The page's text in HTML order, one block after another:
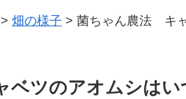
> 畑の様子 > 菌ちゃん農法 キ
ツのアオムシはい